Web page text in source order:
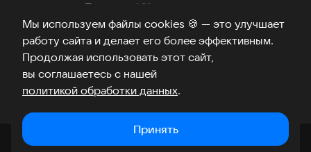
Мы используем файлы cookies 🍪 — это улучшает
работу сайта и делает его более эффективным.
Продолжая использовать этот сайт,
вы соглашаетесь с нашей
политикой обработки данных.
Принять
Закрыть
Продукты VK
Место проведения
Часто задаваемые вопросы
ТелеграмВКонтакте
Хабр
Возникли вопросы? ©2026